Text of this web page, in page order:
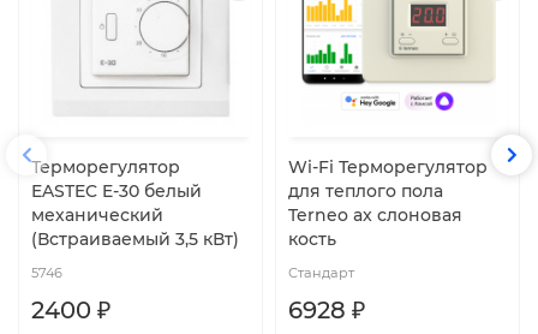
Терморегулятор
EASTEC E-30 белый
механический
(Встраиваемый 3,5 кВт)
5746
2400 ₽
Wi-Fi Терморегулятор
для теплого пола
Terneo ax слоновая
кость
Стандарт
6928 ₽